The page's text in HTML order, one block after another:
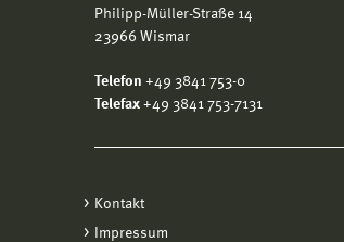
Philipp-Müller-Straße 14
23966 Wismar
Telefon +49 3841 753-0
Telefax +49 3841 753-7131
Kontakt
Impressum